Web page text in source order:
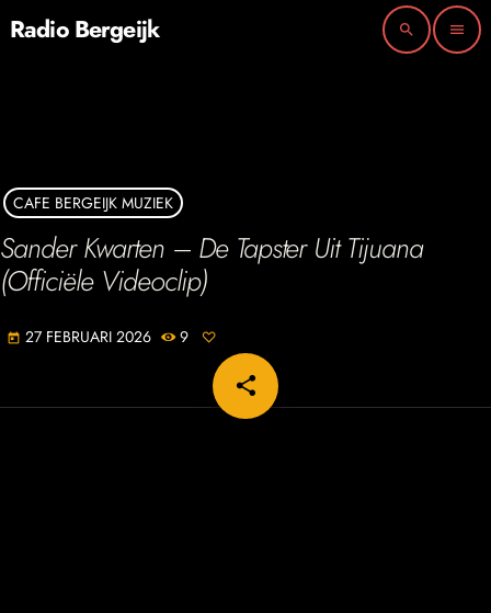
Radio Bergeijk search menu
CAFE BERGEIJK MUZIEK
Sander Kwarten – De Tapster Uit Tijuana
(Officiële Videoclip)
today 27 FEBRUARI 2026 9
share
email